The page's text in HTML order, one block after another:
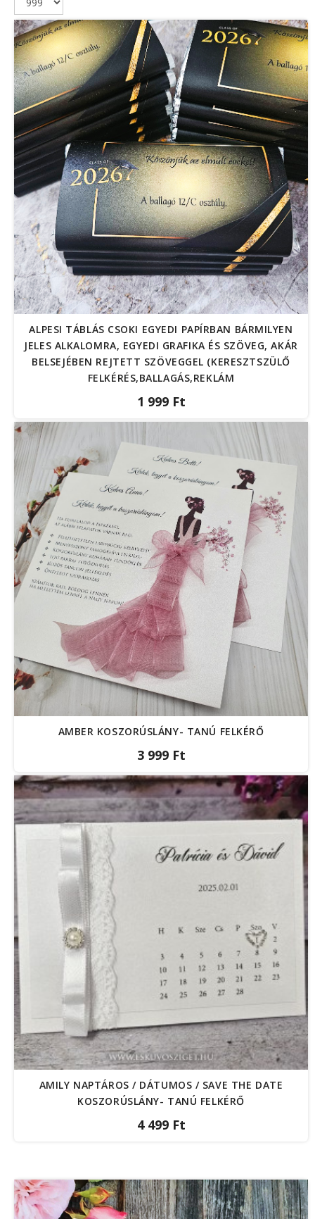
ALPESI TÁBLÁS CSOKI EGYEDI PAPÍRBAN BÁRMILYEN
JELES ALKALOMRA, EGYEDI GRAFIKA ÉS SZÖVEG, AKÁR
BELSEJÉBEN REJTETT SZÖVEGGEL (KERESZTSZÜLŐ
FELKÉRÉS,BALLAGÁS,REKLÁM
1 999 Ft
AMBER KOSZORÚSLÁNY- TANÚ FELKÉRŐ
3 999 Ft
AMILY NAPTÁROS / DÁTUMOS / SAVE THE DATE
KOSZORÚSLÁNY- TANÚ FELKÉRŐ
4 499 Ft